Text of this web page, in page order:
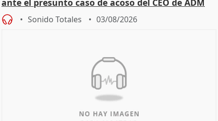
ante el presunto caso de acoso del CEO de ADM
Sonido Totales 03/08/2026